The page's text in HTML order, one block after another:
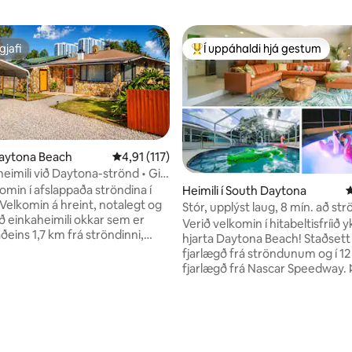
547 umsagnir
Beach 4,91 af 5 í meðaleinkunn, 117 umsagnir
4,91 (117)
við Daytona-strönd • Girt
• Gæludýr leyfð
í afslappaða ströndina í
einkaheimili okkar sem er
1,7 km frá ströndinni,
Í mestu uppáhaldi hjá gestum
Í uppáhaldi hjá gestum
Heimili í South Daytona
Stór, upplýst laug, 8 mín. að
risastórt bakgarður
Verið velkomin í hitabeltisfríið
hjarta Daytona Beach! Staðsett
fjarlægð frá ströndunum og í
fjarlægð frá Nascar Speedway.